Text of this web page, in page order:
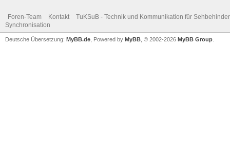
Foren-Team Kontakt
TuKSuB - Technik und Kommunikation für
Synchronisation
Deutsche Übersetzung: MyBB.de , Powered by MyBB , © 2002-2026 MyBB Group